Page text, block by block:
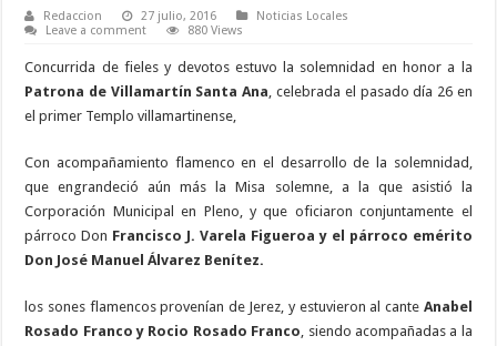
Redaccion 27 julio, 2016
Noticias Locales
Leave a comment
880 Views
Concurrida de fieles y devotos estuvo la solemnidad en honor a la
Patrona de Villamartín Santa Ana, celebrada el pasado día 26 en
el primer Templo villamartinense,
Con acompañamiento flamenco en el desarrollo de la solemnidad,
que engrandeció aún más la Misa solemne, a la que asistió la
Corporación Municipal en Pleno, y que oficiaron conjuntamente el
párroco Don Francisco J. Varela Figueroa y el párroco emérito
Don José Manuel Álvarez Benítez.
los sones flamencos provenían de Jerez, y estuvieron al cante Anabel
Rosado Franco y Rocio Rosado Franco, siendo acompañadas a la